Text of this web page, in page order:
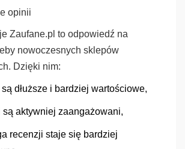
Zaufane.pl to odpowiedź na
nowoczesnych sklepów
Dzięki nim:
dłuższe i bardziej wartościowe,
są aktywniej zaangażowani,
recenzji staje się bardziej